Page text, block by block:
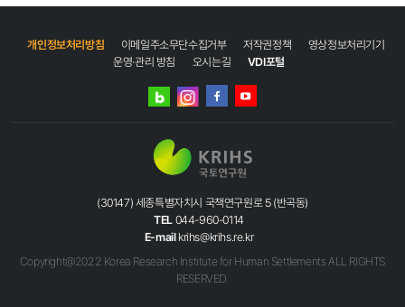
개인정보처리방침 이메일주소무단수집거부 저작권정책
영상정보처리기기
운영·관리 방침
오시는길 VDI포털
네이버
인스타그램
(30147) 세종특별자치시 국책연구원로 5 (반곡동)
TEL 044-960-0114
E-mail krihs@krihs.re.kr
Copyright@2022 Korea Research Institute for Human Settlements ALL RIGHTS
RESERVED.